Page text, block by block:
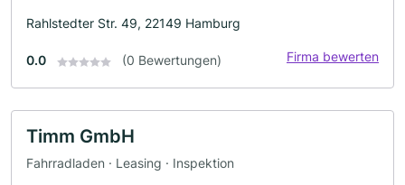
Rahlstedter Str. 49, 22149 Hamburg
0.0 (0 Bewertungen) Firma bewerten
Timm GmbH
Fahrradladen · Leasing · Inspektion